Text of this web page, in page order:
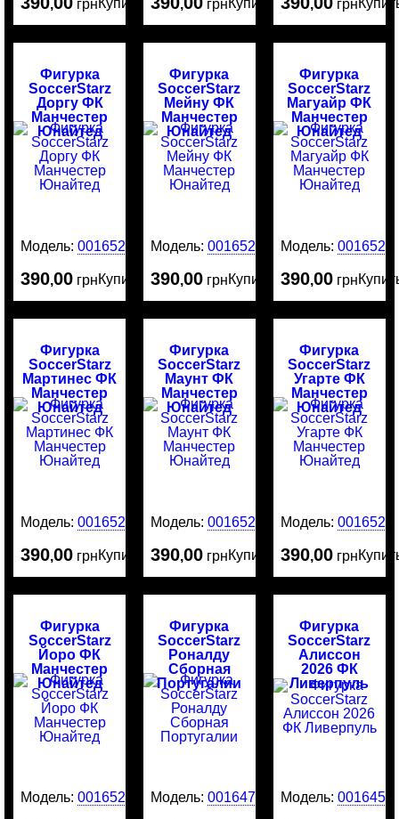
, грнКупить , грнКупить , грн
Фигурка
SoccerStarz
Доргу ФК
Манчестер
Юнайтед
Модель:0016529
390,00 грнКупить
Фигурка
SoccerStarz
Мейну ФК
Манчестер
Юнайтед
Модель:0016528
390,00 грнКупить
Фигурка
SoccerStarz
Магуайр ФК
Манчестер
Юнайтед
Модель: 0016526
390,00 грн
Фигурка
SoccerStarz
Мартинес ФК
Манчестер
Юнайтед
Модель:0016525
390,00 грнКупить
Фигурка
SoccerStarz
Маунт ФК
Манчестер
Юнайтед
Модель:0016524
390,00 грнКупить
Фигурка
SoccerStarz
Угарте ФК
Манчестер
Юнайтед
Модель: 0016523
390,00 грн
Фигурка
SoccerStarz
Йоро ФК
Манчестер
Юнайтед
Модель:0016522
Фигурка
SoccerStarz
Роналду
Сборная
Португалии
Модель:0016476
Фигурка
SoccerStarz
Алиссон
2026 ФК
Ливерпуль
Модель: 0016456